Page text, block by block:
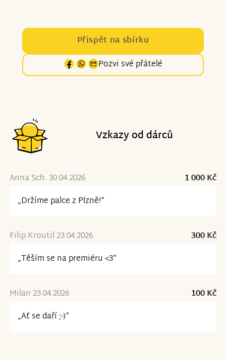
Přispět na sbírku
Pozvi své přátelé
Vzkazy od dárců
Anna Sch. 30.04.2026
1 000 Kč
„Držíme palce z Plzně!“
Filip Kroutil 23.04.2026
300 Kč
„Těším se na premiéru <3“
Milan 23.04.2026
100 Kč
„Ať se daří ;-)“